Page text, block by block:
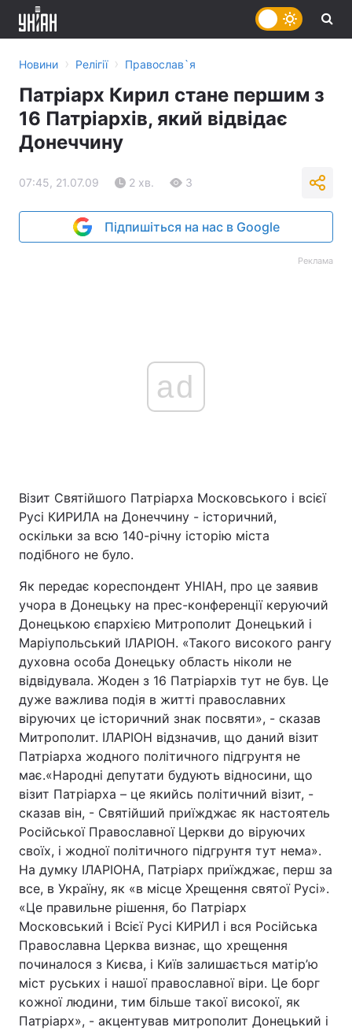
Головна Війна
Україна Політика
Світ
Спорт Наука
Техно і зв'язок Лайт
Зброя Інциденти
Здоров'я Туризм
Цікавинки Погода
Новини › Релігії › Православ`я
Патріарх Кирил стане першим з
16 Патріархів, який відвідає
Донеччину
07:45, 21.07.09 2 хв. 3
Підпишіться на нас в Google
Реклама
ad
Візит Святійшого Патріарха Московського і всієї
Русі КИРИЛА на Донеччину - історичний,
оскільки за всю 140-річну історію міста
подібного не було.
Як передає кореспондент УНІАН, про це заявив
учора в Донецьку на прес-конференції керуючий
Донецькою єпархією Митрополит Донецький і
Маріупольський ІЛАРІОН. «Такого високого рангу
духовна особа Донецьку область ніколи не
відвідувала. Жоден з 16 Патріархів тут не був. Це
дуже важлива подія в житті православних
віруючих це історичний знак посвяти», - сказав
Митрополит. ІЛАРІОН відзначив, що даний візит
Патріарха жодного політичного підгрунтя не
має.«Народні депутати будують відносини, що
візит Патріарха – це якийсь політичний візит, -
сказав він, - Святійший приїжджає як настоятель
Російської Православної Церкви до віруючих
своїх, і жодної політичного підгрунтя тут нема».
На думку ІЛАРІОНА, Патріарх приїжджає, перш за
все, в Україну, як «в місце Хрещення святої Русі».
«Це правильне рішення, бо Патріарх
Московський і Всієї Русі КИРИЛ і вся Російська
Православна Церква визнає, що хрещення
починалося з Києва, і Київ залишається матір’ю
міст руських і нашої православної віри. Це борг
кожної людини, тим більше такої високої, як
Патріарх», - акцентував митрополит Донецький і